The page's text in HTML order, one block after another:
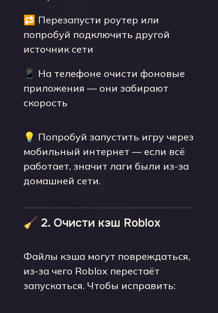
🔁 Перезапусти роутер или
попробуй подключить другой
источник сети
📱 На телефоне очисти фоновые
приложения — они забирают
скорость
💡 Попробуй запустить игру через
мобильный интернет — если всё
работает, значит лаги были из-за
домашней сети.
🧹 2. Очисти кэш Roblox
Файлы кэша могут повреждаться,
из-за чего Roblox перестаёт
запускаться. Чтобы исправить: